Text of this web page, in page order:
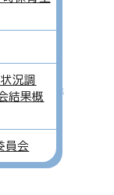
況調
結果概
員会